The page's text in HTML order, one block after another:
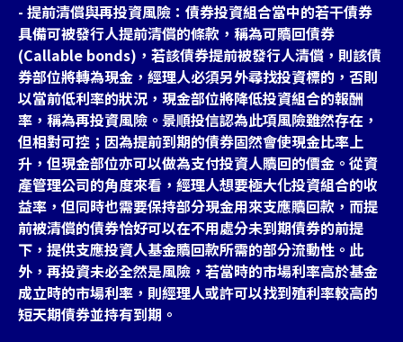
- 提前清償與再投資風險：債券投資組合當中的若干債券
具備可被發行人提前清償的條款，稱為可贖回債券
(Callable bonds)，若該債券提前被發行人清償，則該債
券部位將轉為現金，經理人必須另外尋找投資標的，否則
以當前低利率的狀況，現金部位將降低投資組合的報酬
率，稱為再投資風險。景順投信認為此項風險雖然存在，
但相對可控；因為提前到期的債券固然會使現金比率上
升，但現金部位亦可以做為支付投資人贖回的價金。從資
產管理公司的角度來看，經理人想要極大化投資組合的收
益率，但同時也需要保持部分現金用來支應贖回款，而提
前被清償的債券恰好可以在不用處分未到期債券的前提
下，提供支應投資人基金贖回款所需的部分流動性。此
外，再投資未必全然是風險，若當時的市場利率高於基金
成立時的市場利率，則經理人或許可以找到殖利率較高的
短天期債券並持有到期。